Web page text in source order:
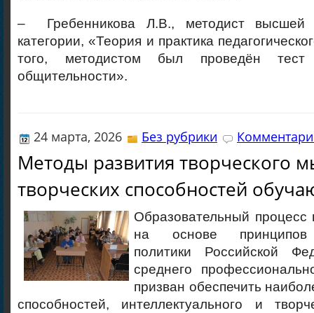
– Гребенникова Л.В., методист высшей
категории, «Теория и практика
того, методистом был проведён
общительности».
24 марта, 2026 Без рубрики
Методы развития творческого
творческих способностей
Образовательный
на основе принципов
политики Российской
среднего
призван обеспечить
способностей, интеллектуального и